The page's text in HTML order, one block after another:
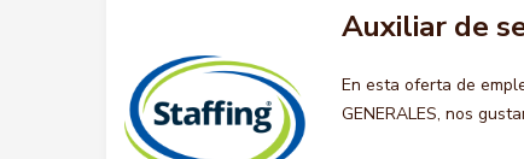
Auxiliar de
En esta oferta de
GENERALES, nos